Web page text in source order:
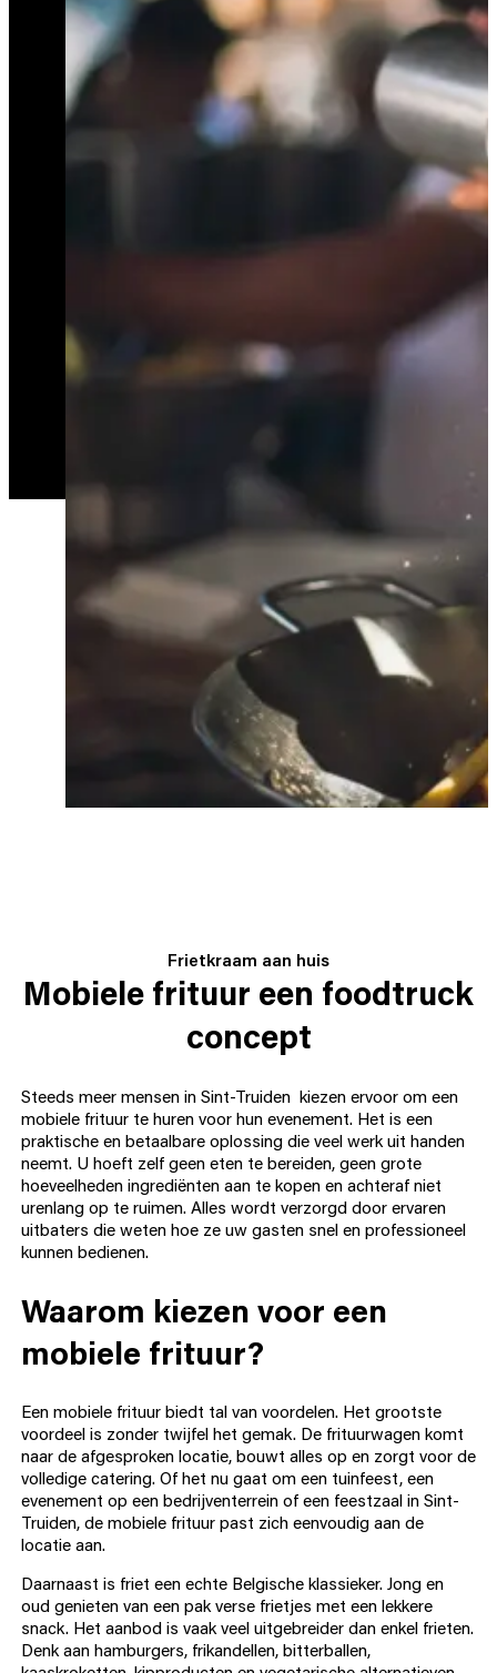
Frietkraam aan huis
Mobiele frituur een foodtruck
concept
Steeds meer mensen in Sint-Truiden kiezen ervoor om een
mobiele frituur te huren voor hun evenement. Het is een
praktische en betaalbare oplossing die veel werk uit handen
neemt. U hoeft zelf geen eten te bereiden, geen grote
hoeveelheden ingrediënten aan te kopen en achteraf niet
urenlang op te ruimen. Alles wordt verzorgd door ervaren
uitbaters die weten hoe ze uw gasten snel en professioneel
kunnen bedienen.
Waarom kiezen voor een
mobiele frituur?
Een mobiele frituur biedt tal van voordelen. Het grootste
voordeel is zonder twijfel het gemak. De frituurwagen komt
naar de afgesproken locatie, bouwt alles op en zorgt voor de
volledige catering. Of het nu gaat om een tuinfeest, een
evenement op een bedrijventerrein of een feestzaal in Sint-
Truiden, de mobiele frituur past zich eenvoudig aan de
locatie aan.
Daarnaast is friet een echte Belgische klassieker. Jong en
oud genieten van een pak verse frietjes met een lekkere
snack. Het aanbod is vaak veel uitgebreider dan enkel frieten.
Denk aan hamburgers, frikandellen, bitterballen,